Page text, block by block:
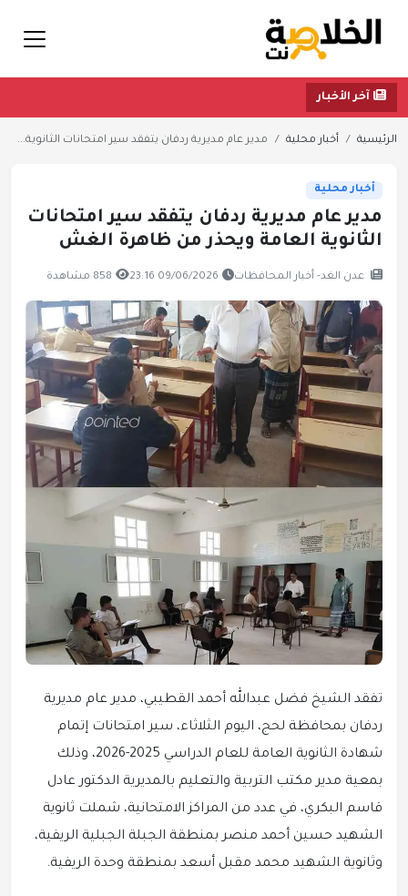
آخر الأخبار
الرئيسية أخبار محلية مدير عام مديرية ردفان يتفقد سير امتحانات الثانوية...
أخبار محلية
مدير عام مديرية ردفان يتفقد سير امتحانات
الثانوية العامة ويحذر من ظاهرة الغش
عدن الغد- أخبار المحافظات 09/06/2026 23:16 858 مشاهدة
تفقد الشيخ فضل عبدالله أحمد القطيبي، مدير عام مديرية
ردفان بمحافظة لحج، اليوم الثلاثاء، سير امتحانات إتمام
شهادة الثانوية العامة للعام الدراسي 2025-2026، وذلك
بمعية مدير مكتب التربية والتعليم بالمديرية الدكتور عادل
قاسم البكري، في عدد من المراكز الامتحانية، شملت ثانوية
الشهيد حسين أحمد منصر بمنطقة الجبلة الجبلية الريفية،
وثانوية الشهيد محمد مقبل أسعد بمنطقة وحدة الريفية.